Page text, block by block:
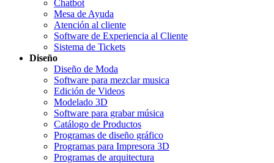
Chatbot
Mesa de Ayuda
Atención al cliente
Software de Experiencia al Cliente
Sistema de Tickets
Diseño
Diseño de Moda
Software para mezclar musica
Edición de Videos
Modelado 3D
Software para grabar música
Catálogo de Productos
Programas de diseño gráfico
Programas para Impresora 3D
Programas de arquitectura